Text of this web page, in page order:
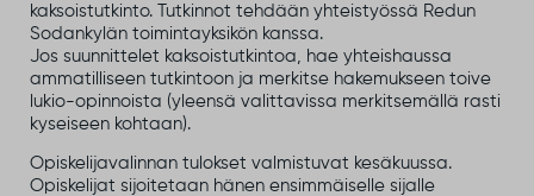
kaksoistutkinto. Tutkinnot tehdään yhteistyössä Redun
Sodankylän toimintayksikön kanssa.
Jos suunnittelet kaksoistutkintoa, hae yhteishaussa
ammatilliseen tutkintoon ja merkitse hakemukseen toive
lukio-opinnoista (yleensä valittavissa merkitsemällä rasti
kyseiseen kohtaan).
Opiskelijavalinnan tulokset valmistuvat kesäkuussa.
Opiskelijat sijoitetaan hänen ensimmäiselle sijalle